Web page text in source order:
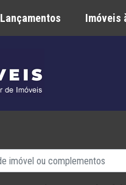
Lançamentos Imóveis